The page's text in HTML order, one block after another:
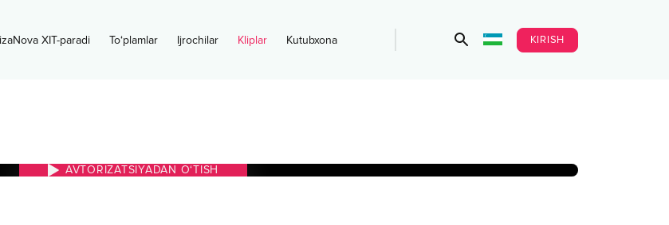
XIT-paradi To‘plamlar Ijrochilar Kliplar Kutubxona KIRISH
AVTORIZATSIYADAN O‘TISH